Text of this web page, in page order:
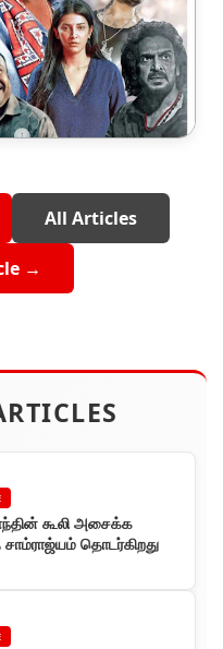
All Articles
→
கூலி அசைக்க
சாம்ராஜ்யம் தொடர்கிறது